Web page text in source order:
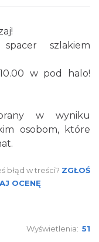
"Rybnik -
z
szlakiem
w pod halo!
w wyniku
osobom, które
błąd w treści? ZGŁOŚ
OCENĘ
Wyświetlenia: 51